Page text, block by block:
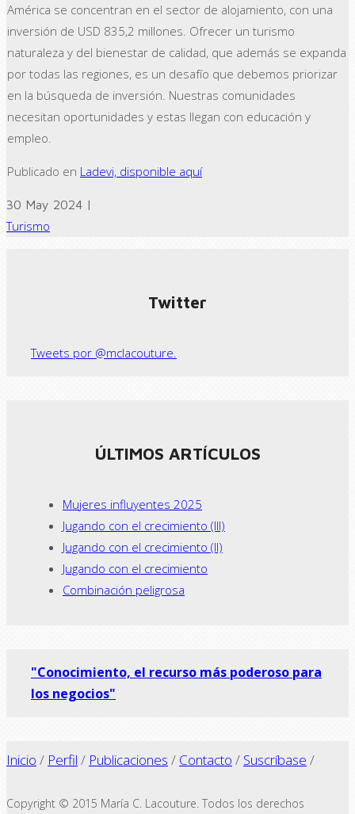
América se concentran en el sector de alojamiento, con una
inversión de USD 835,2 millones. Ofrecer un turismo
naturaleza y del bienestar de calidad, que además se expanda
por todas las regiones, es un desafío que debemos priorizar
en la búsqueda de inversión. Nuestras comunidades
necesitan oportunidades y estas llegan con educación y
empleo.
Publicado en Ladevi, disponible aquí
30 May 2024 |
Turismo
Twitter
Tweets por @mclacouture.
ÚLTIMOS ARTÍCULOS
Mujeres influyentes 2025
Jugando con el crecimiento (III)
Jugando con el crecimiento (II)
Jugando con el crecimiento
Combinación peligrosa
"Conocimiento, el recurso más poderoso para
los negocios"
Inicio / Perfil / Publicaciones / Contacto / Suscríbase /
Copyright © 2015 María C. Lacouture. Todos los derechos